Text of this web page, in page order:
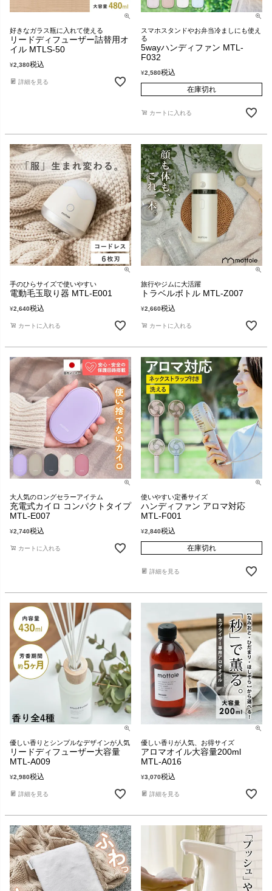
好きなガラス瓶に入れて使える
リードディフューザー詰替用オ
イル MTLS-50
¥2,380税込
詳細を見る
スマホスタンドやお弁当冷ましにも使え
る
5wayハンディファン MTL-
F032
¥2,580税込
在庫切れ
カートに入れる
手のひらサイズで使いやすい
電動毛玉取り器 MTL-E001
¥2,640税込
カートに入れる
旅行やジムに大活躍
トラベルボトル MTL-Z007
¥2,660税込
カートに入れる
大人気のロングセラーアイテム
充電式カイロ コンパクトタイプ
MTL-E007
¥2,740税込
カートに入れる
使いやすい定番サイズ
ハンディファン アロマ対応
MTL-F001
¥2,840税込
在庫切れ
詳細を見る
優しい香りとシンプルなデザインが人気
リードディフューザー大容量
MTL-A009
¥2,980税込
詳細を見る
優しい香りが人気、お得サイズ
アロマオイル大容量200ml
MTL-A016
¥3,070税込
詳細を見る